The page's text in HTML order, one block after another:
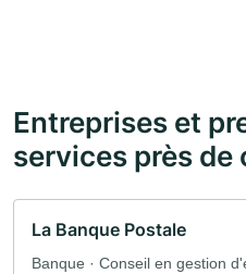
Entreprises et
services près de
La Banque Postale
Banque · Conseil en gestion